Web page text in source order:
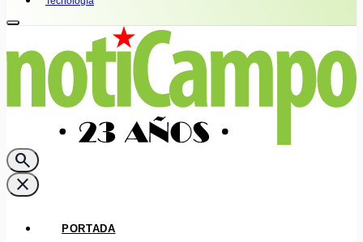
search
close
PORTADA